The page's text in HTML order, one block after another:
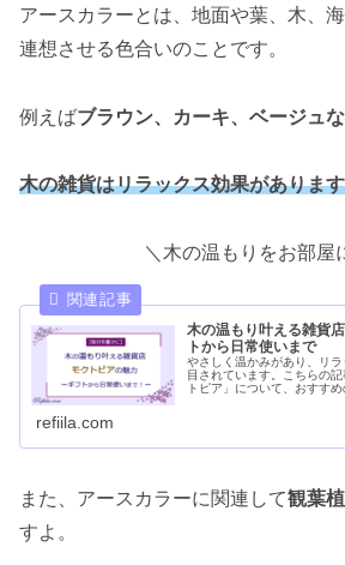
アースカラーとは、地面や葉、木、
連想させる色合いのことです。
例えばブラウン、カーキ、ベージュ
木の雑貨はリラックス効果がありま
＼木の温もりをお部屋
木の温もり叶える雑貨
トから日常使いまで
やさしく温かみがあり、リ
目されています。こちらの
トピア」について、おすす
refiila.com
また、アースカラーに関連して観葉
すよ。